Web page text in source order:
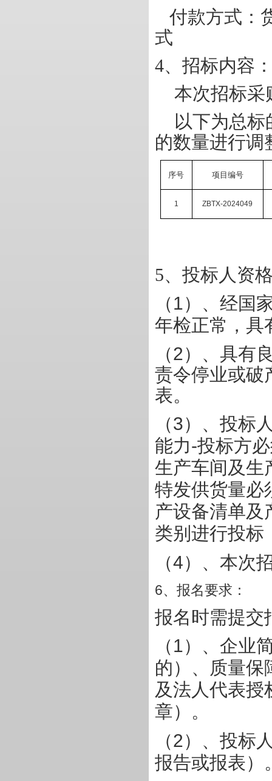
付款方式：
式
4、招标内容
本次招标采
以下为总
的数量进行调
序号 项目编号
1 ZBTX-2024049
5、投标人资
（1）、经国
年检正常，具
（2）、具有
责令停业或破
表。
（3）、投标
能力-投标方
生产车间及生
特发供货量必
产设备清单及
类别进行投标
（4）、本次
6、报名要求：
报名时需提交
（1）、企业
的）、质量保
及法人代表授
章）。
（2）、投标
报告或报表）